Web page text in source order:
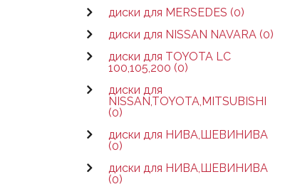
диски для MERSEDES (0)
диски для NISSAN NAVARA (0)
диски для TOYOTA LC
100,105,200 (0)
диски для
NISSAN,TOYOTA,MITSUBISHI
(0)
диски для НИВА,ШЕВИНИВА
(0)
диски для НИВА,ШЕВИНИВА
(0)